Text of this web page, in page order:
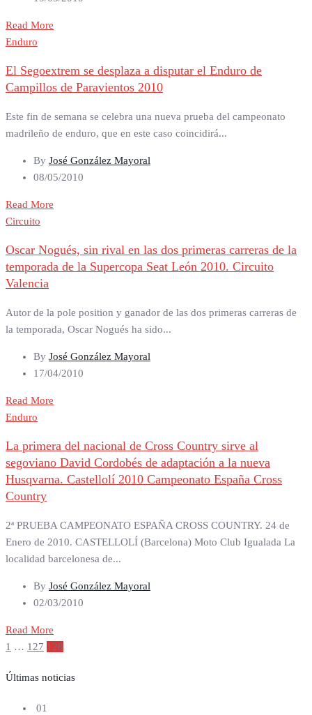
Read More
Enduro
El Segoextrem se desplaza a disputar el Enduro de
Campillos de Paravientos 2010
Este fin de semana se celebra una nueva prueba del campeonato
madrileño de enduro, que en este caso coincidirá...
By José González Mayoral
08/05/2010
Read More
Circuito
Oscar Nogués, sin rival en las dos primeras carreras de la
temporada de la Supercopa Seat León 2010. Circuito
Valencia
Autor de la pole position y ganador de las dos primeras carreras de
la temporada, Oscar Nogués ha sido...
By José González Mayoral
17/04/2010
Read More
Enduro
La primera del nacional de Cross Country sirve al
segoviano David Cordobés de adaptación a la nueva
Husqvarna. Castellolí 2010 Campeonato España Cross
Country
2ª PRUEBA CAMPEONATO ESPAÑA CROSS COUNTRY. 24 de
Enero de 2010. CASTELLOLÍ (Barcelona) Moto Club Igualada La
localidad barcelonesa de...
By José González Mayoral
02/03/2010
Read More
Paginación
entradas
1 … 127 128
Últimas noticias
01